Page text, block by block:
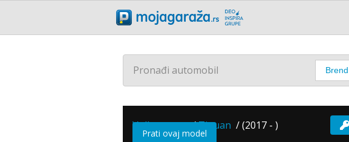
Pronađi automobil
Volkswagen /Tiguan /(2017 - )
Prati ovaj model